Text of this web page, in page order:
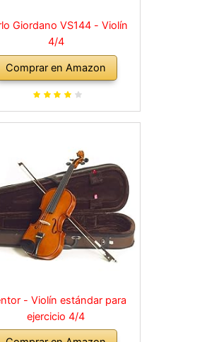
Giordano VS144 - Violín
4/4
Comprar en Amazon
- Violín estándar para
ejercicio 4/4